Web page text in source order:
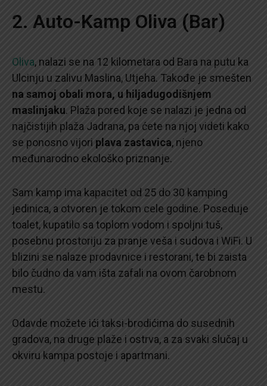
2. Auto-Kamp Oliva (Bar)
Oliva, nalazi se na 12 kilometara od Bara na putu ka
Ulcinju u zalivu Maslina, Utjeha. Takođe je smešten
na samoj obali mora, u hiljadugodišnjem
maslinjaku. Plaža pored koje se nalazi je jedna od
najčistijih plaža Jadrana, pa ćete na njoj videti kako
se ponosno vijori plava zastavica, njeno
međunarodno ekološko priznanje.
Sam kamp ima kapacitet od 25 do 30 kamping
jedinica, a otvoren je tokom cele godine. Poseduje
toalet, kupatilo sa toplom vodom i spoljni tuš,
posebnu prostoriju za pranje veša i sudova i WiFi. U
blizini se nalaze prodavnice i restorani, te bi zaista
bilo čudno da vam išta zafali na ovom čarobnom
mestu.
Odavde možete ići taksi-brodićima do susednih
gradova, na druge plaže i ostrva, a za svaki slučaj u
okviru kampa postoje i apartmani.